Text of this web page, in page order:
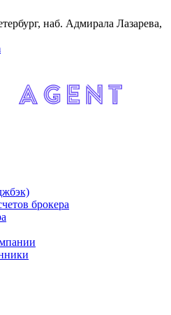
наб. Адмирала Лазарева,
брокера